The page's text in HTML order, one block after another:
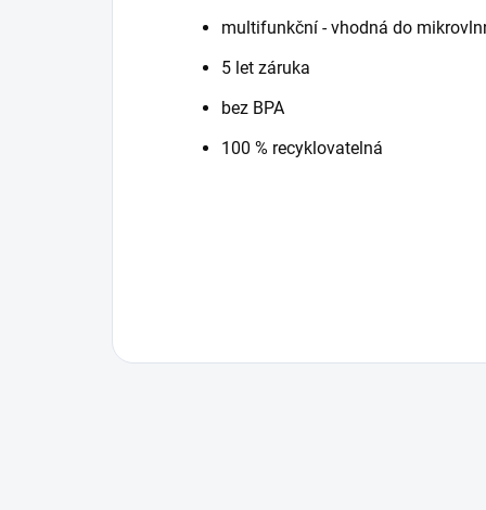
multifunkční - vhodná do
5 let záruka
bez BPA
100 % recyklovatelná